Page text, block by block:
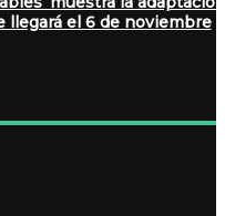
llegará el 6 de noviembre